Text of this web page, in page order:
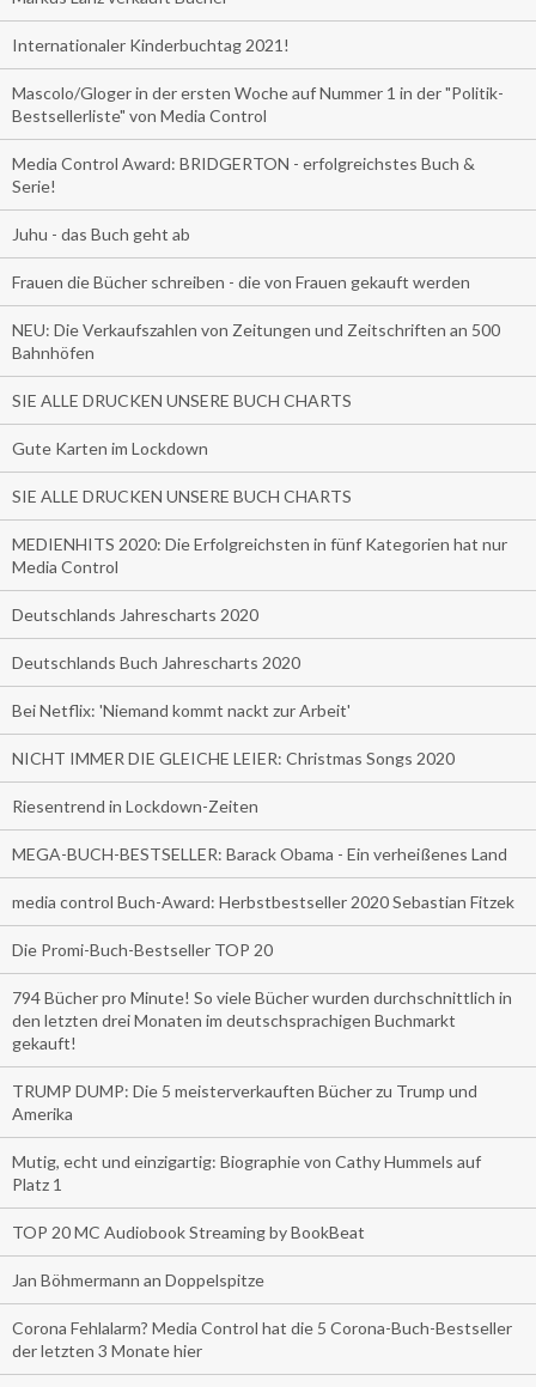
Internationaler Kinderbuchtag 2021!
Mascolo/Gloger in der ersten Woche auf Nummer 1 in der "Politik-
Bestsellerliste" von Media Control
Media Control Award: BRIDGERTON - erfolgreichstes Buch &
Serie!
Juhu - das Buch geht ab
Frauen die Bücher schreiben - die von Frauen gekauft werden
NEU: Die Verkaufszahlen von Zeitungen und Zeitschriften an 500
Bahnhöfen
SIE ALLE DRUCKEN UNSERE BUCH CHARTS
Gute Karten im Lockdown
SIE ALLE DRUCKEN UNSERE BUCH CHARTS
MEDIENHITS 2020: Die Erfolgreichsten in fünf Kategorien hat nur
Media Control
Deutschlands Jahrescharts 2020
Deutschlands Buch Jahrescharts 2020
Bei Netflix: 'Niemand kommt nackt zur Arbeit'
NICHT IMMER DIE GLEICHE LEIER: Christmas Songs 2020
Riesentrend in Lockdown-Zeiten
MEGA-BUCH-BESTSELLER: Barack Obama - Ein verheißenes Land
media control Buch-Award: Herbstbestseller 2020 Sebastian Fitzek
Die Promi-Buch-Bestseller TOP 20
794 Bücher pro Minute! So viele Bücher wurden durchschnittlich in
den letzten drei Monaten im deutschsprachigen Buchmarkt
gekauft!
TRUMP DUMP: Die 5 meisterverkauften Bücher zu Trump und
Amerika
Mutig, echt und einzigartig: Biographie von Cathy Hummels auf
Platz 1
TOP 20 MC Audiobook Streaming by BookBeat
Jan Böhmermann an Doppelspitze
Corona Fehlalarm? Media Control hat die 5 Corona-Buch-Bestseller
der letzten 3 Monate hier